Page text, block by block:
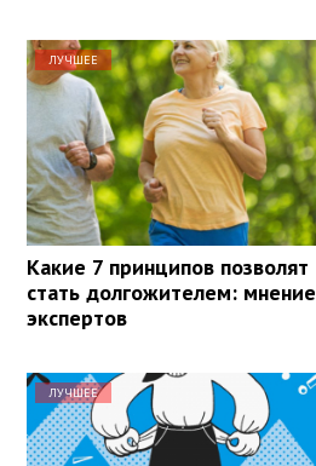
ЛУЧШЕЕ
Какие 7 принципов позволят
стать долгожителем: мнение
экспертов
ЛУЧШЕЕ